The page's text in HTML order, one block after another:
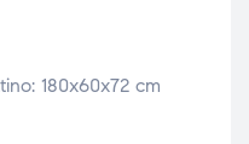
180x60x72 cm